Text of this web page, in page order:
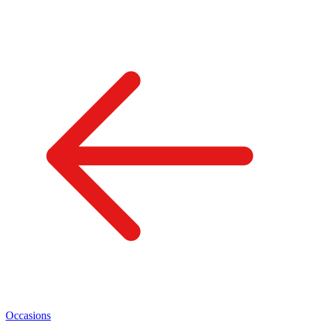
Occasions